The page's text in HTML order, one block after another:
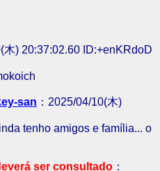
木) 20:37:02.60 ID:+enKRdoD
san ：2025/04/10(木)
tenho amigos e família... o
ser consultado ：